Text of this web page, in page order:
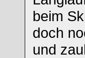
beim
doch
und